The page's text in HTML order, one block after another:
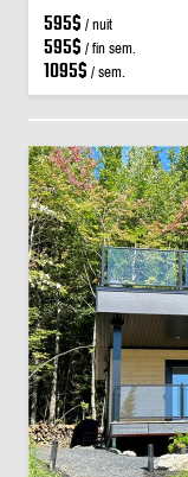
595$ / nuit
595$ / fin sem.
1095$ / sem.